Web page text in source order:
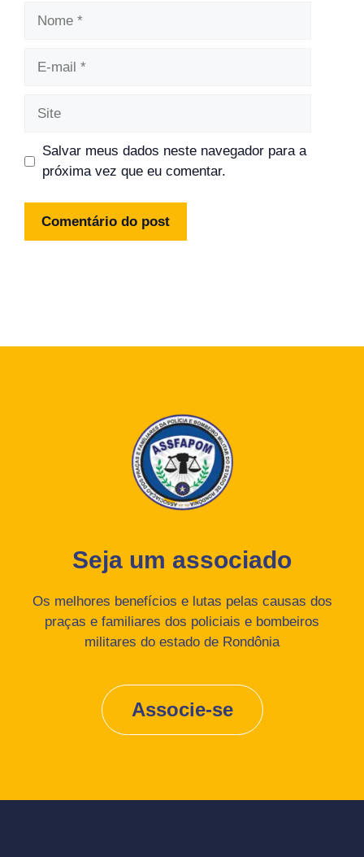
Salvar meus dados neste navegador para a
próxima vez que eu comentar.
Seja um associado
Os melhores benefícios e lutas pelas causas dos
praças e familiares dos policiais e bombeiros
militares do estado de Rondônia
Associe-se